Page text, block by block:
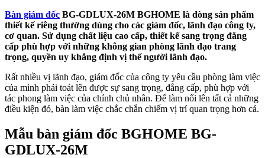
Bàn giám đốc BG-GDLUX-26M BGHOME là dòng sản phẩm
thiết kế riêng thường dùng cho các giám đốc, lãnh đạo công ty,
cơ quan. Sử dụng chất liệu cao cấp, thiết kế sang trọng đẳng
cấp phù hợp với những không gian phòng lãnh đạo trang
trọng, quyền uy khẳng định vị thế người lãnh đạo.
Rất nhiều vị lãnh đạo, giám đốc của công ty yêu cầu phòng làm việc
của mình phải toát lên được sự sang trọng, đẳng cấp, phù hợp với
tác phong làm việc của chính chủ nhân. Để làm nổi lên tất cả những
điều kiện đó, bàn làm việc chắc chắn chiếm vị trí quan trọng hơn cả.
Mẫu bàn giám đốc BGHOME BG-
GDLUX-26M